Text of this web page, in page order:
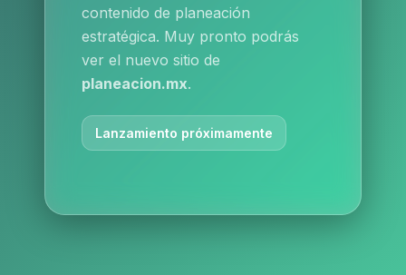
contenido de planeación
estratégica. Muy pronto podrás
ver el nuevo sitio de
planeacion.mx.
Lanzamiento próximamente